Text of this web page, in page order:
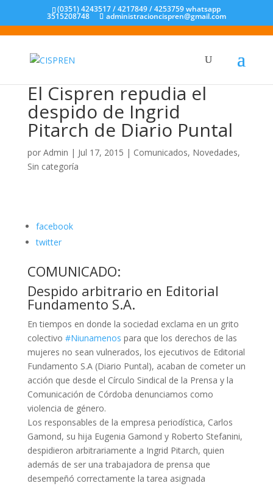
(0351) 4243517 / 4217849 / 4253759 whatsapp
3515208748 administracioncispren@gmail.com
El Cispren repudia el
despido de Ingrid
Pitarch de Diario Puntal
por Admin | Jul 17, 2015 | Comunicados, Novedades,
Sin categoría
facebook
twitter
COMUNICADO:
Despido arbitrario en Editorial
Fundamento S.A.
En tiempos en donde la sociedad exclama en un grito
colectivo ‪#‎Niunamenos‬ para que los derechos de las
mujeres no sean vulnerados, los ejecutivos de Editorial
Fundamento S.A (Diario Puntal), acaban de cometer un
acción que desde el Círculo Sindical de la Prensa y la
Comunicación de Córdoba denunciamos como
violencia de género.
Los responsables de la empresa periodística, Carlos
Gamond, su hija Eugenia Gamond y Roberto Stefanini,
despidieron arbitrariamente a Ingrid Pitarch, quien
además de ser una trabajadora de prensa que
desempeñó correctamente la tarea asignada